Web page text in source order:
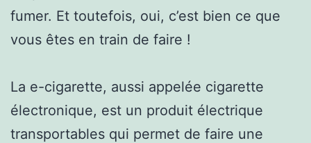
fumer. Et toutefois, oui, c’est bien ce que
vous êtes en train de faire !
La e-cigarette, aussi appelée cigarette
électronique, est un produit électrique
transportables qui permet de faire une